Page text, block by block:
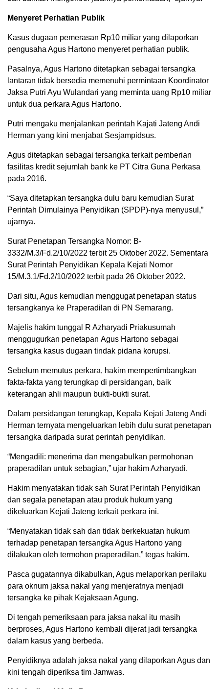
Menyeret Perhatian Publik
Kasus dugaan pemerasan Rp10 miliar yang dilaporkan
pengusaha Agus Hartono menyeret perhatian publik.
Pasalnya, Agus Hartono ditetapkan sebagai tersangka
lantaran tidak bersedia memenuhi permintaan Koordinator
Jaksa Putri Ayu Wulandari yang meminta uang Rp10 miliar
untuk dua perkara Agus Hartono.
Putri mengaku menjalankan perintah Kajati Jateng Andi
Herman yang kini menjabat Sesjampidsus.
Agus ditetapkan sebagai tersangka terkait pemberian
fasilitas kredit sejumlah bank ke PT Citra Guna Perkasa
pada 2016.
“Saya ditetapkan tersangka dulu baru kemudian Surat
Perintah Dimulainya Penyidikan (SPDP)-nya menyusul,”
ujarnya.
Surat Penetapan Tersangka Nomor: B-
3332/M.3/Fd.2/10/2022 terbit 25 Oktober 2022. Sementara
Surat Perintah Penyidikan Kepala Kejati Nomor
15/M.3.1/Fd.2/10/2022 terbit pada 26 Oktober 2022.
Dari situ, Agus kemudian menggugat penetapan status
tersangkanya ke Praperadilan di PN Semarang.
Majelis hakim tunggal R Azharyadi Priakusumah
menggugurkan penetapan Agus Hartono sebagai
tersangka kasus dugaan tindak pidana korupsi.
Sebelum memutus perkara, hakim mempertimbangkan
fakta-fakta yang terungkap di persidangan, baik
keterangan ahli maupun bukti-bukti surat.
Dalam persidangan terungkap, Kepala Kejati Jateng Andi
Herman ternyata mengeluarkan lebih dulu surat penetapan
tersangka daripada surat perintah penyidikan.
“Mengadili: menerima dan mengabulkan permohonan
praperadilan untuk sebagian,” ujar hakim Azharyadi.
Hakim menyatakan tidak sah Surat Perintah Penyidikan
dan segala penetapan atau produk hukum yang
dikeluarkan Kejati Jateng terkait perkara ini.
“Menyatakan tidak sah dan tidak berkekuatan hukum
terhadap penetapan tersangka Agus Hartono yang
dilakukan oleh termohon praperadilan,” tegas hakim.
Pasca gugatannya dikabulkan, Agus melaporkan perilaku
para oknum jaksa nakal yang menjeratnya menjadi
tersangka ke pihak Kejaksaan Agung.
Di tengah pemeriksaan para jaksa nakal itu masih
berproses, Agus Hartono kembali dijerat jadi tersangka
dalam kasus yang berbeda.
Penyidiknya adalah jaksa nakal yang dilaporkan Agus dan
kini tengah diperiksa tim Jamwas.